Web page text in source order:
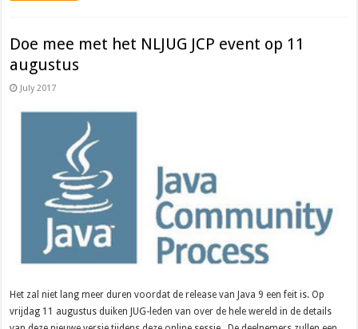
Doe mee met het NLJUG JCP event op 11
augustus
July 2017
Het zal niet lang meer duren voordat de release van Java 9 een feit is. Op
vrijdag 11 augustus duiken JUG-leden van over de hele wereld in de details